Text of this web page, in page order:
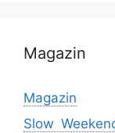
Magazin
Magazin
Slow